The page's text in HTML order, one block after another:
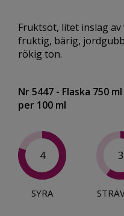
Fruktsöt, litet inslag
fruktig, bärig,
rökig ton.
Nr 5447 - Flaska 750 ml
per 100 ml
4
SYRA
3